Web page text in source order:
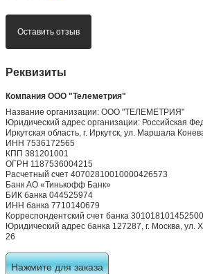
Оставить отзыв
Реквизиты
Компания ООО "Телеметрия"
Название организации: ООО "ТЕЛЕМЕТРИЯ"
Юридический адрес организации: Российская
Иркутская область, г. Иркутск, ул. Маршала
ИНН 7536172565
КПП 381201001
ОГРН 1187536004215
Расчетный счет 40702810010000426573
Банк АО «Тинькофф Банк»
БИК банка 044525974
ИНН банка 7710140679
Корреспондентский счет банка
Юридический адрес банка 127287, г. Москва, ул.
26
Нажмите для заказа